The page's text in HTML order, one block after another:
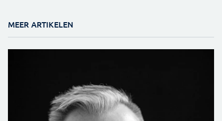
MEER ARTIKELEN